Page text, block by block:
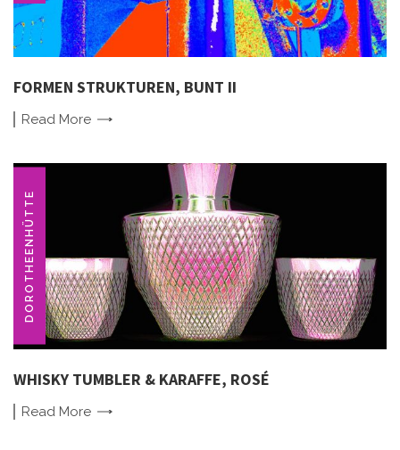
FORMEN STRUKTUREN, BUNT II
Read More
DOROTHEENHÜTTE
WHISKY TUMBLER & KARAFFE, ROSÉ
Read More